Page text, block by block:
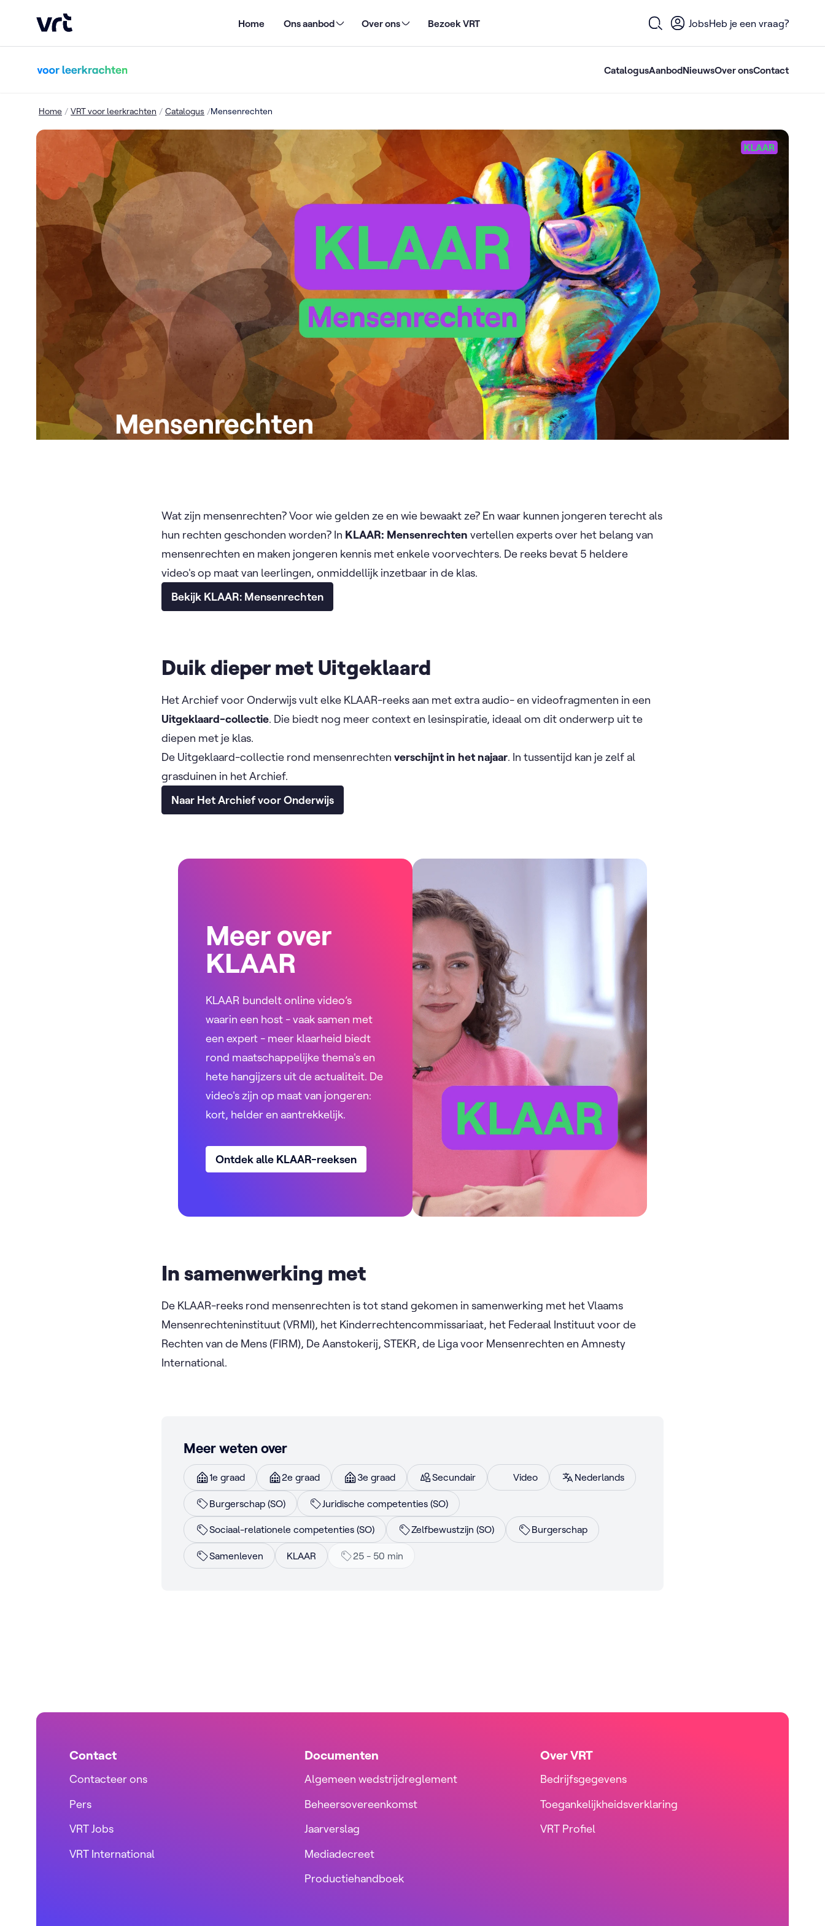
VRT (home) Home Ons aanbod Over ons Bezoek VRT
Open zoekformulier
JobsHeb je een vraag?
CatalogusAanbodNieuwsOver onsContact
Home / VRT voor leerkrachten / Catalogus /Mensenrechten
Mensenrechten
Wat zijn mensenrechten? Voor wie gelden ze en wie bewaakt ze? En waar kunnen jongeren terecht als
hun rechten geschonden worden? In KLAAR: Mensenrechten vertellen experts over het belang van
mensenrechten en maken jongeren kennis met enkele voorvechters. De reeks bevat 5 heldere
video's op maat van leerlingen, onmiddellijk inzetbaar in de klas.
Bekijk KLAAR: Mensenrechten
Duik dieper met Uitgeklaard
Het Archief voor Onderwijs vult elke KLAAR-reeks aan met extra audio- en videofragmenten in een
Uitgeklaard-collectie. Die biedt nog meer context en lesinspiratie, ideaal om dit onderwerp uit te
diepen met je klas.
De Uitgeklaard-collectie rond mensenrechtenverschijnt in het najaar. In tussentijd kan je zelf al
grasduinen in het Archief.
Naar Het Archief voor Onderwijs
Meer over
KLAAR
KLAAR bundelt online video’s
waarin een host - vaak samen met
een expert - meer klaarheid biedt
rond maatschappelijke thema's en
hete hangijzers uit de actualiteit. De
video's zijn op maat van jongeren:
kort, helder en aantrekkelijk.
Ontdek alle KLAAR-reeksen
In samenwerking met
De KLAAR-reeks rond mensenrechten is tot stand gekomen in samenwerking met het Vlaams
Mensenrechteninstituut (VRMI), het Kinderrechtencommissariaat, het Federaal Instituut voor de
Rechten van de Mens (FIRM), De Aanstokerij, STEKR, de Liga voor Mensenrechten en Amnesty
International.
Meer weten over
1e graad 2e graad 3e graad Secundair Video Nederlands
Burgerschap (SO) Juridische competenties (SO)
Sociaal-relationele competenties (SO) Zelfbewustzijn (SO) Burgerschap
Samenleven KLAAR 25 - 50 min
Contact
Contacteer ons
Pers
VRT Jobs
VRT International
Documenten
Algemeen wedstrijdreglement
Beheersovereenkomst
Jaarverslag
Mediadecreet
Productiehandboek
Over VRT
Bedrijfsgegevens
Toegankelijkheidsverklaring
VRT Profiel